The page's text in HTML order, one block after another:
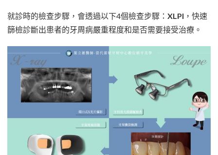
就診時的檢查步驟，會透過以下4個檢查步驟： XLPI ，快速
篩檢診斷出患者的牙周病嚴重程度和是否需要接受治療。